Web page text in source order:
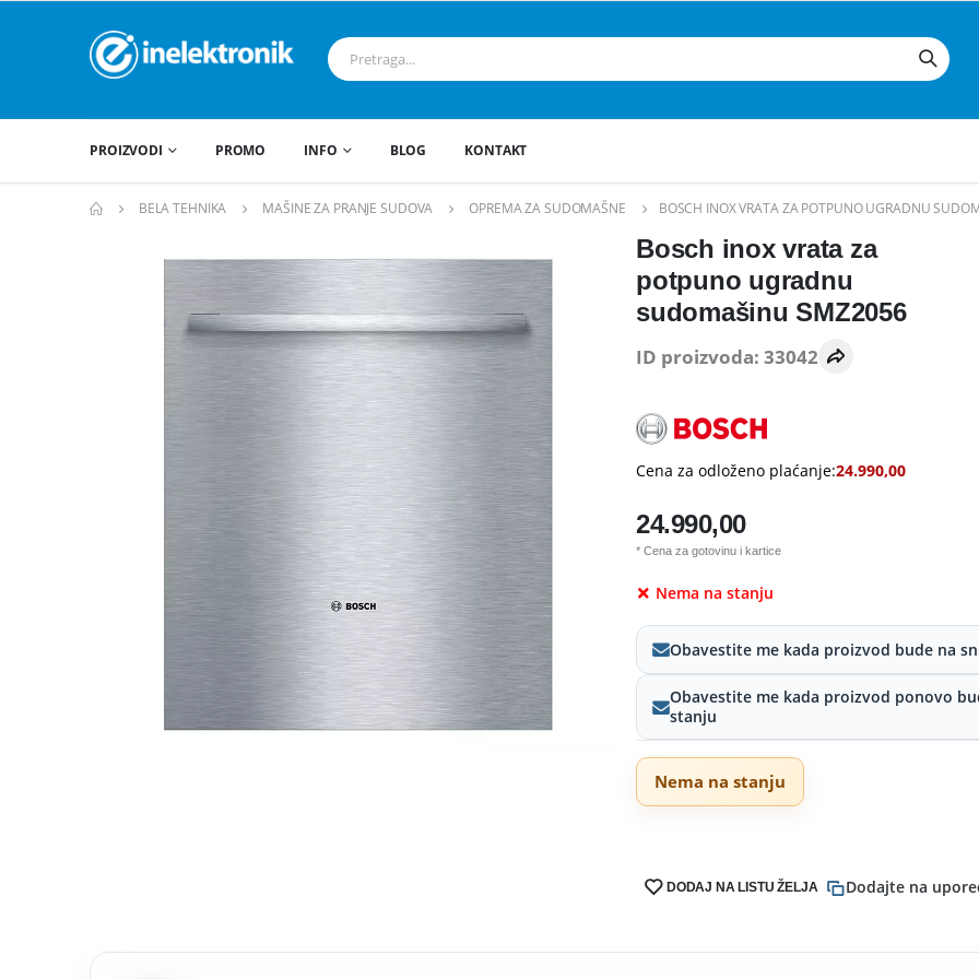
PROIZVODI PROMO INFO BLOG KONTAKT
BELA TEHNIKA MAŠINE ZA PRANJE SUDOVA OPREMA ZA SUDOMAŠNE BOSCH INOX VRATA ZA POTPUNO UGRADNU
Bosch inox vrata za
potpuno ugradnu
sudomašinu SMZ2056
ID proizvoda: 33042
Cena za odloženo plaćanje:24.990,00
24.990,00
* Cena za gotovinu i kartice
Nema na stanju
Obavestite me kada proizvod bude na
Obavestite me kada proizvod ponovo
stanju
Nema na stanju
DODAJ NA LISTU ŽELJA Dodajte na